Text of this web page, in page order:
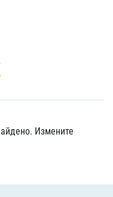
Измените